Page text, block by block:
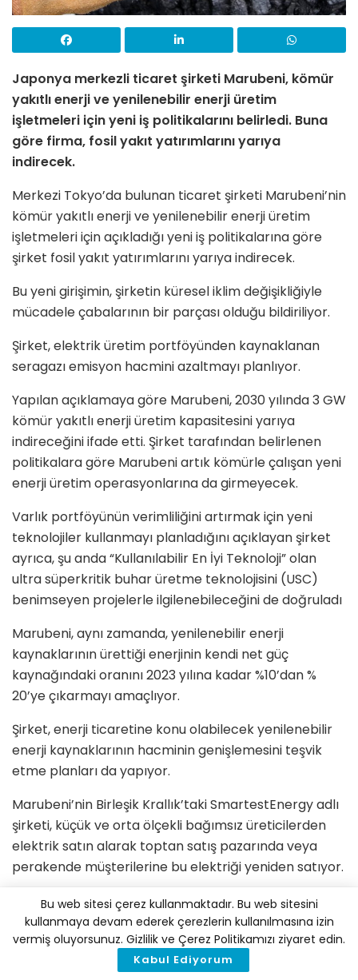
Japonya merkezli ticaret şirketi Marubeni, kömür
yakıtlı enerji ve yenilenebilir enerji üretim
işletmeleri için yeni iş politikalarını belirledi. Buna
göre firma, fosil yakıt yatırımlarını yarıya
indirecek.
Merkezi Tokyo’da bulunan ticaret şirketi Marubeni’nin
kömür yakıtlı enerji ve yenilenebilir enerji üretim
işletmeleri için açıkladığı yeni iş politikalarına göre
şirket fosil yakıt yatırımlarını yarıya indirecek.
Bu yeni girişimin, şirketin küresel iklim değişikliğiyle
mücadele çabalarının bir parçası olduğu bildiriliyor.
Şirket, elektrik üretim portföyünden kaynaklanan
seragazı emisyon hacmini azaltmayı planlıyor.
Yapılan açıklamaya göre Marubeni, 2030 yılında 3 GW
kömür yakıtlı enerji üretim kapasitesini yarıya
indireceğini ifade etti. Şirket tarafından belirlenen
politikalara göre Marubeni artık kömürle çalışan yeni
enerji üretim operasyonlarına da girmeyecek.
Varlık portföyünün verimliliğini artırmak için yeni
teknolojiler kullanmayı planladığını açıklayan şirket
ayrıca, şu anda “Kullanılabilir En İyi Teknoloji” olan
ultra süperkritik buhar üretme teknolojisini (USC)
benimseyen projelerle ilgilenebileceğini de doğruladı
Marubeni, aynı zamanda, yenilenebilir enerji
kaynaklarının ürettiği enerjinin kendi net güç
kaynağındaki oranını 2023 yılına kadar %10’dan %
20’ye çıkarmayı amaçlıyor.
Şirket, enerji ticaretine konu olabilecek yenilenebilir
enerji kaynaklarının hacminin genişlemesini teşvik
etme planları da yapıyor.
Marubeni’nin Birleşik Krallık’taki SmartestEnergy adlı
şirketi, küçük ve orta ölçekli bağımsız üreticilerden
elektrik satın alarak toptan satış pazarında veya
perakende müşterilerine bu elektriği yeniden satıyor.
İklim Haber'i Google'da tercih edilen
kaynak olarak ekleyin
Kömürlü Termik Santral Marubeni
Bu web sitesi çerez kullanmaktadır. Bu web sitesini
kullanmaya devam ederek çerezlerin kullanılmasına izin
vermiş oluyorsunuz. Gizlilik ve Çerez Politikamızı ziyaret edin.
Kabul Ediyorum